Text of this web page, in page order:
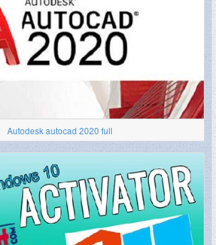
Autodesk autocad 2020 full